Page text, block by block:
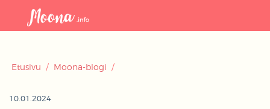
Etusivu / Moona-blogi /
10.01.2024